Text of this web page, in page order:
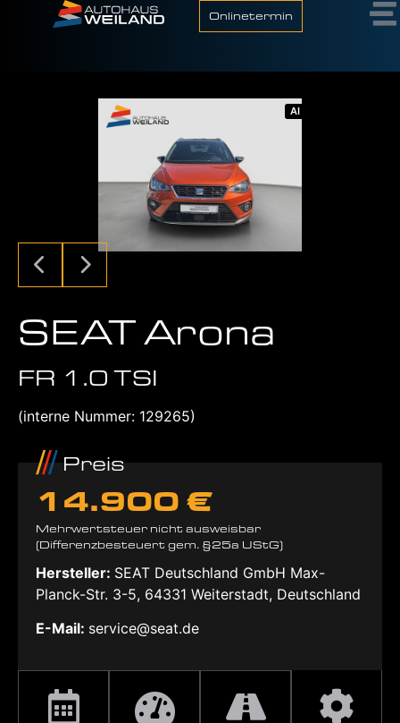
Onlinetermin
AI
SEAT Arona
FR 1.0 TSI
(interne Nummer: 129265)
Preis
14.900 €
Mehrwertsteuer nicht ausweisbar
(Differenzbesteuert gem. §25a UStG)
Hersteller: SEAT Deutschland GmbH Max-
Planck-Str. 3-5, 64331 Weiterstadt, Deutschland
E-Mail: service@seat.de